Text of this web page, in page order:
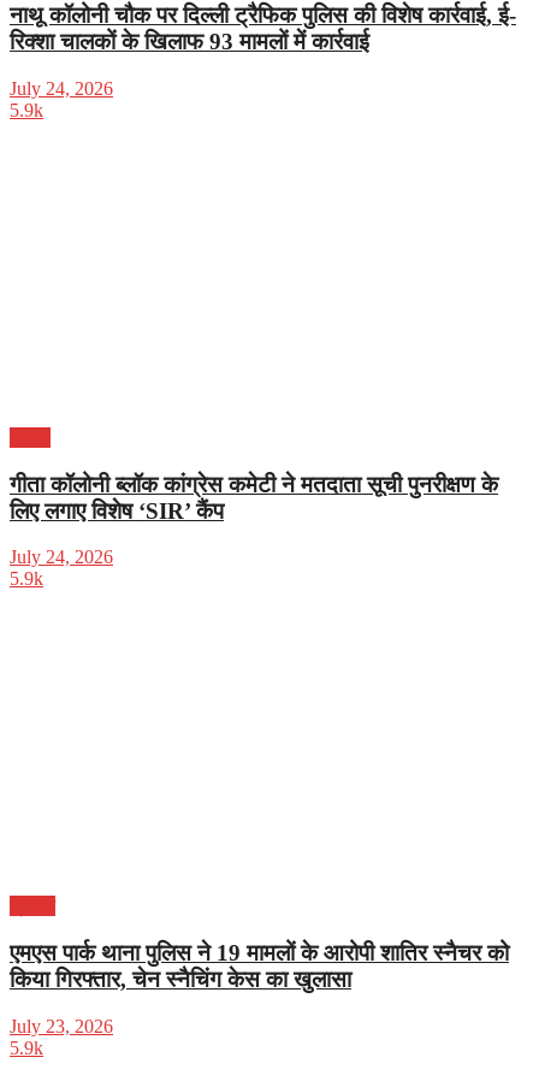
नाथू कॉलोनी चौक पर दिल्ली ट्रैफिक पुलिस की विशेष कार्रवाई, ई-
रिक्शा चालकों के खिलाफ 93 मामलों में कार्रवाई
July 24, 2026
5.9k
गीता कॉलोनी ब्लॉक कांग्रेस कमेटी ने मतदाता सूची पुनरीक्षण के
लिए लगाए विशेष ‘SIR’ कैंप
July 24, 2026
5.9k
एमएस पार्क थाना पुलिस ने 19 मामलों के आरोपी शातिर स्नैचर को
किया गिरफ्तार, चेन स्नैचिंग केस का खुलासा
July 23, 2026
5.9k